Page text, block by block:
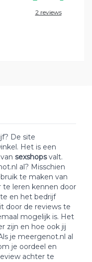
De site
Het is een
sexshopsvalt.
al? Misschien
te maken van
te leren kennen door
en het bedrijf
door de reviews te
mogelijk is. Het
zijn en hoe ook jij
je meergenot.nl al
je oordeel en
achter te
2 reviews